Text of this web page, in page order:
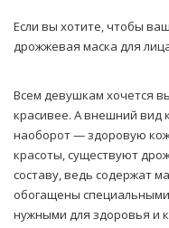
Если вы хотите, чтобы
дрожжевая маска для
Всем девушкам хочется
красивее. А внешний вид
наоборот — здоровую
красоты, существуют
составу, ведь содержат
обогащены
нужными для здоровья и